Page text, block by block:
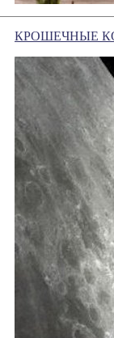
КРОШЕЧНЫЕ